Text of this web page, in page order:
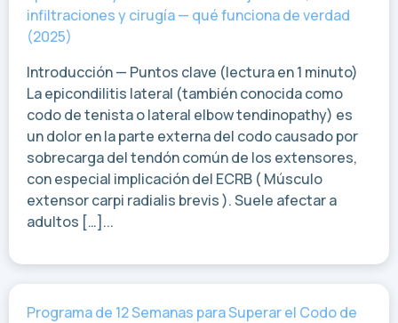
infiltraciones y cirugía — qué funciona de verdad
(2025)
Introducción — Puntos clave (lectura en 1 minuto)
La epicondilitis lateral (también conocida como
codo de tenista o lateral elbow tendinopathy) es
un dolor en la parte externa del codo causado por
sobrecarga del tendón común de los extensores,
con especial implicación del ECRB ( Músculo
extensor carpi radialis brevis ). Suele afectar a
adultos […]...
Programa de 12 Semanas para Superar el Codo de